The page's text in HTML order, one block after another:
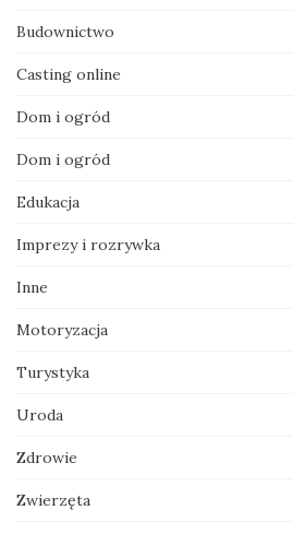
Budownictwo
Casting online
Dom i ogród
Dom i ogród
Edukacja
Imprezy i rozrywka
Inne
Motoryzacja
Turystyka
Uroda
Zdrowie
Zwierzęta